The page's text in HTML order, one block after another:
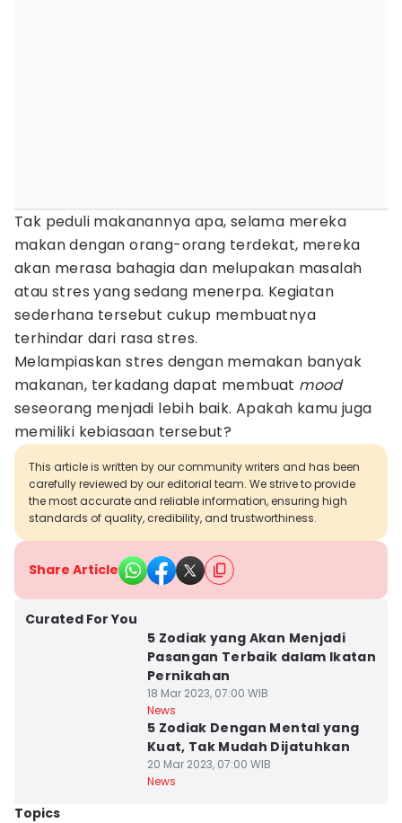
Tak peduli makanannya apa, selama mereka
makan dengan orang-orang terdekat, mereka
akan merasa bahagia dan melupakan masalah
atau stres yang sedang menerpa. Kegiatan
sederhana tersebut cukup membuatnya
terhindar dari rasa stres.
Melampiaskan stres dengan memakan banyak
makanan, terkadang dapat membuat mood
seseorang menjadi lebih baik. Apakah kamu juga
memiliki kebiasaan tersebut?
This article is written by our community writers and has been
carefully reviewed by our editorial team. We strive to provide
the most accurate and reliable information, ensuring high
standards of quality, credibility, and trustworthiness.
Share Article
Curated For You
5 Zodiak yang Akan Menjadi
Pasangan Terbaik dalam Ikatan
Pernikahan
18 Mar 2023, 07:00 WIB
News
5 Zodiak Dengan Mental yang
Kuat, Tak Mudah Dijatuhkan
20 Mar 2023, 07:00 WIB
News
Topics